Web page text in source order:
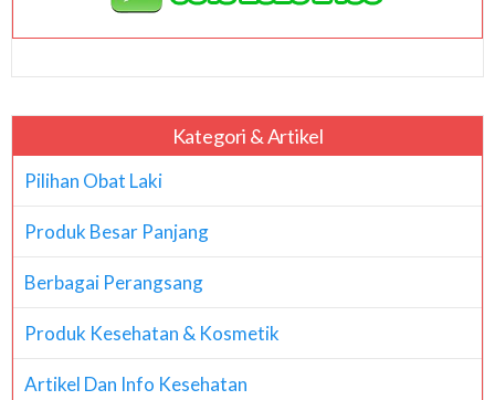
Kategori & Artikel
Pilihan Obat Laki
Produk Besar Panjang
Berbagai Perangsang
Produk Kesehatan & Kosmetik
Artikel Dan Info Kesehatan